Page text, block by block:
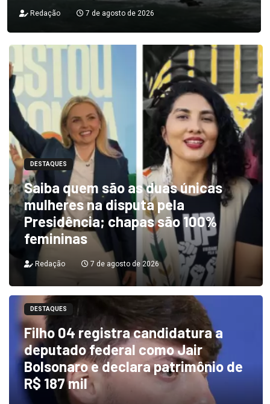
Redação 7 de agosto de 2026
DESTAQUES
Saiba quem são as duas únicas
mulheres na disputa pela
Presidência; chapas são 100%
femininas
Redação 7 de agosto de 2026
DESTAQUES
Filho 04 registra candidatura a
deputado federal como Jair
Bolsonaro e declara patrimônio de
R$ 187 mil